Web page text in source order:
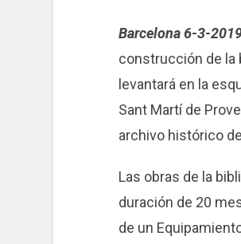
Barcelona 6-3-
construcción de la
levantará en la
Sant Martí de
archivo histórico
Las obras de la
duración de 20
de un